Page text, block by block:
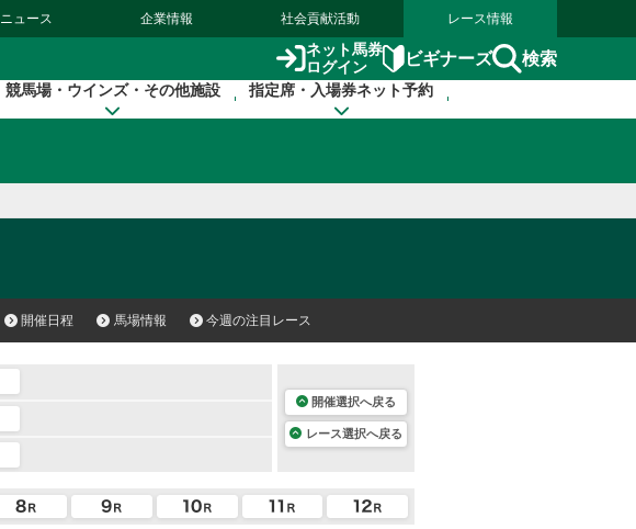
ニュース 企業情報 社会貢献活動 レース情報
ネット馬券
ログイン
ビギナーズ 検索
競馬場・ウインズ・その他施設 指定席・入場券ネット予約
開催日程 馬場情報 今週の注目レース
開催選択へ戻る
レース選択へ戻る